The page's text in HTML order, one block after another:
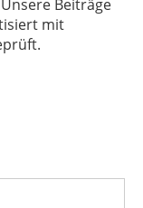
Beiträge
mit